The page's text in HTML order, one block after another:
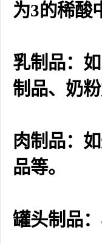
为3的稀酸
乳制品：
制品、奶
肉制品：
品等。
罐头制品